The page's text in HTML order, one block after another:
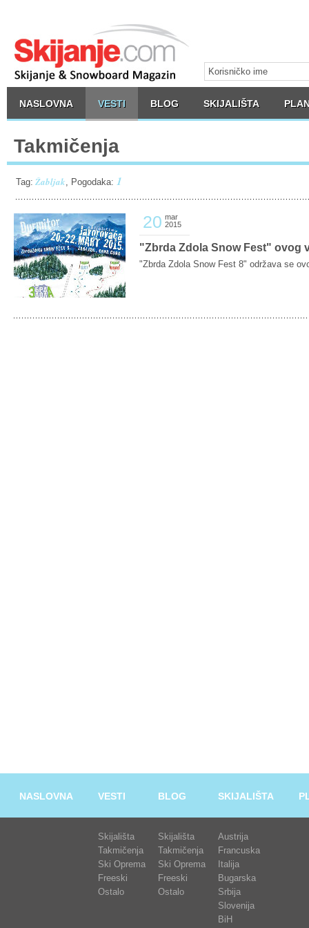
NASLOVNA VESTI BLOG SKIJALIŠTA
Takmičenja
Tag: Žabljak, Pogodaka: 1
20 mar
2015
"Zbrda Zdola Snow Fest" ovog
"Zbrda Zdola Snow Fest 8" održava se
NASLOVNA VESTI
Skijališta
Takmičenja
Ski Oprema
Freeski
Ostalo
BLOG
Skijališta
Takmičenja
Ski Oprema
Freeski
Ostalo
SKIJALIŠTA
Austrija
Francuska
Italija
Bugarska
Srbija
Slovenija
BiH